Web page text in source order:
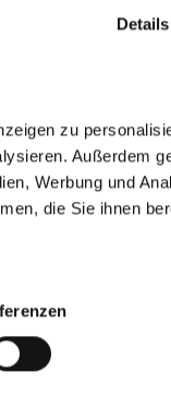
Details
zu
Außerdem
Werbung und
die Sie ihnen